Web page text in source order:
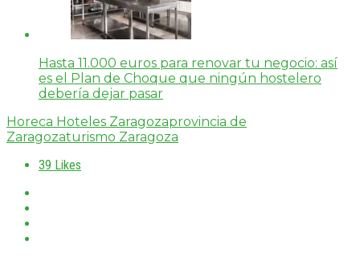
Hasta 11.000 euros para renovar tu negocio: así
es el Plan de Choque que ningún hostelero
debería dejar pasar
Horeca Hoteles Zaragozaprovincia de
Zaragozaturismo Zaragoza
39 Likes